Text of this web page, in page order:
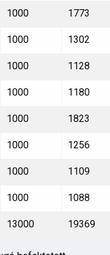
1000 1773
1000 1302
1000 1128
1000 1180
1000 1823
1000 1256
1000 1109
1000 1088
13000 19369